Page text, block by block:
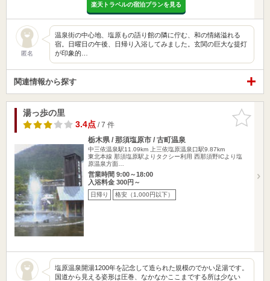
楽天トラベルの宿泊プランを見る
匿名
温泉街の中心地、塩原もの語り館の隣に佇む、和の情緒溢れる
宿。日曜日の午後、日帰り入浴してみました。玄関の巨大な提灯
が印象的…
関連情報から探す
お気に入
りに追加
湯っ歩の里
3.4点/ 7 件
栃木県 / 那須塩原市 / 古町温泉
中三依温泉駅11.09km
上三依塩原温泉口駅9.87km
東北本線 那須塩原駅よりタクシー利用 西那須野ICより塩
原温泉方面…
営業時間 9:00～18:00
入浴料金 300円～
日帰り 格安（1,000円以下）
塩原温泉開湯1200年を記念して造られた規模のでかい足湯です。
国道から見える姿形は圧巻、なかなかここまでする所は少ない